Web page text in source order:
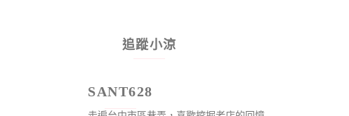
追蹤小涼
SANT628